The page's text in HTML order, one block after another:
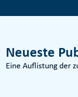
Neueste
Eine Auflistung der